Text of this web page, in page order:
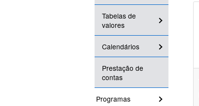
Tabelas de
valores
Calendários
Prestação de
contas
Programas